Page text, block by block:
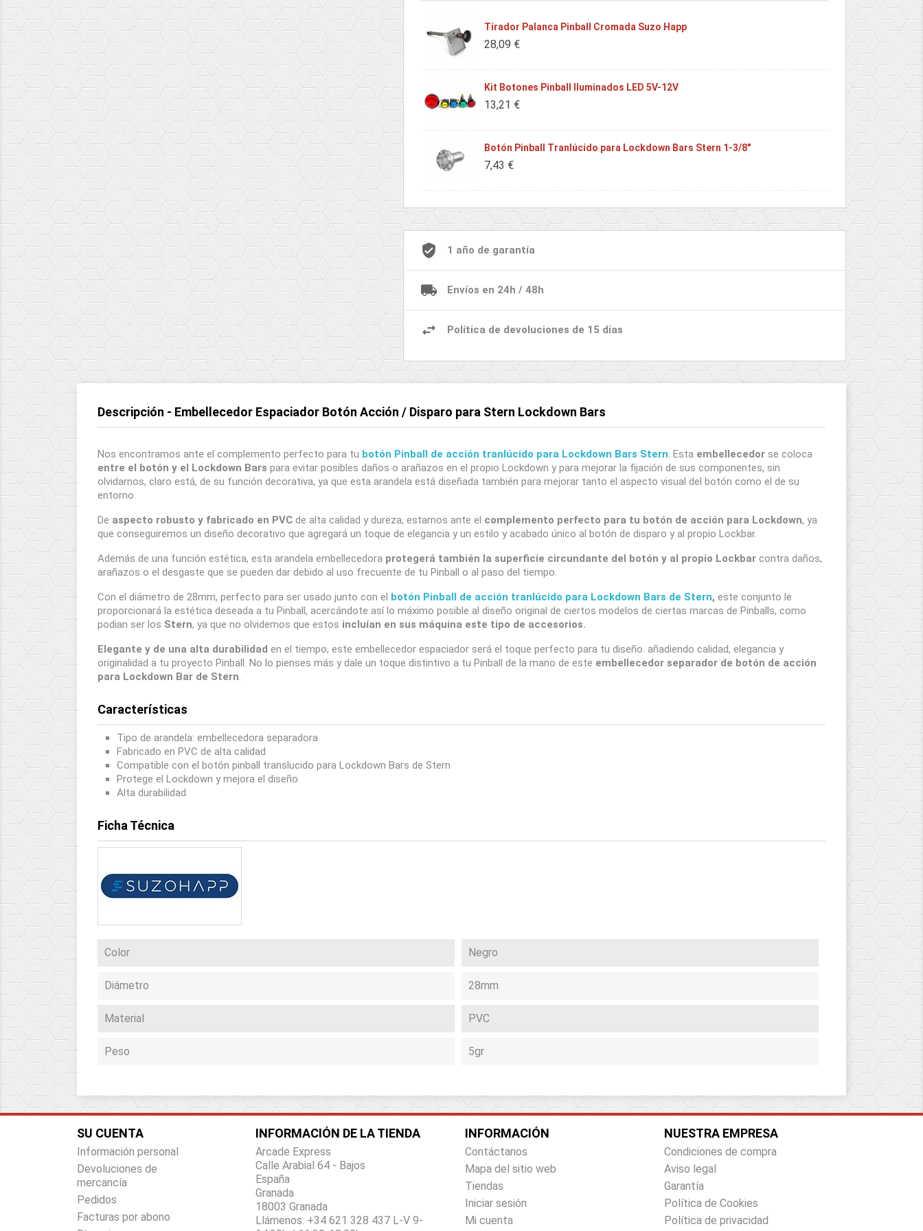
Tirador Palanca Pinball Cromada Suzo Happ
28,09 €
Kit Botones Pinball Iluminados LED 5V-12V
13,21 €
Botón Pinball Tranlúcido para Lockdown Bars Stern 1-3/8"
7,43 €
1 año de garantía
Envíos en 24h / 48h
Política de devoluciones de 15 días
Descripción - Embellecedor Espaciador Botón Acción / Disparo para Stern Lockdown Bars
Nos encontramos ante el complemento perfecto para tu botón Pinball de acción tranlúcido para Lockdown Bars Stern. Esta embellecedor se coloca
entre el botón y el Lockdown Bars para evitar posibles daños o arañazos en el propio Lockdown y para mejorar la fijación de sus componentes, sin
olvidarnos, claro está, de su función decorativa, ya que esta arandela está diseñada también para mejorar tanto el aspecto visual del botón como el de su
entorno.
De aspecto robusto y fabricado en PVC de alta calidad y dureza, estamos ante el complemento perfecto para tu botón de acción para Lockdown, ya
que conseguiremos un diseño decorativo que agregará un toque de elegancia y un estilo y acabado único al botón de disparo y al propio Lockbar.
Además de una función estética, esta arandela embellecedora protegerá también la superficie circundante del botón y al propio Lockbar contra daños,
arañazos o el desgaste que se pueden dar debido al uso frecuente de tu Pinball o al paso del tiempo.
Con el diámetro de 28mm, perfecto para ser usado junto con el botón Pinball de acción tranlúcido para Lockdown Bars de Stern, este conjunto le
proporcionará la estética deseada a tu Pinball, acercándote así lo máximo posible al diseño original de ciertos modelos de ciertas marcas de Pinballs, como
podian ser los Stern, ya que no olvidemos que estos incluían en sus máquina este tipo de accesorios.
Elegante y de una alta durabilidad en el tiempo, este embellecedor espaciador será el toque perfecto para tu diseño. añadiendo calidad, elegancia y
originalidad a tu proyecto Pinball. No lo pienses más y dale un toque distintivo a tu Pinball de la mano de este embellecedor separador de botón de acción
para Lockdown Bar de Stern.
Características
Tipo de arandela: embellecedora separadora
Fabricado en PVC de alta calidad
Compatible con el botón pinball translucido para Lockdown Bars de Stern
Protege el Lockdown y mejora el diseño
Alta durabilidad
Ficha Técnica
Color Negro
Diámetro 28mm
Material PVC
Peso 5gr
SU CUENTA
Información personal
Devoluciones de
mercancía
Pedidos
Facturas por abono
INFORMACIÓN DE LA TIENDA
Arcade Express
Calle Arabial 64 - Bajos
España
Granada
18003 Granada
Llámenos: +34 621 328 437 L-V 9-
INFORMACIÓN
Contáctanos
Mapa del sitio web
Tiendas
Iniciar sesión
Mi cuenta
NUESTRA EMPRESA
Condiciones de compra
Aviso legal
Garantía
Política de Cookies
Política de privacidad